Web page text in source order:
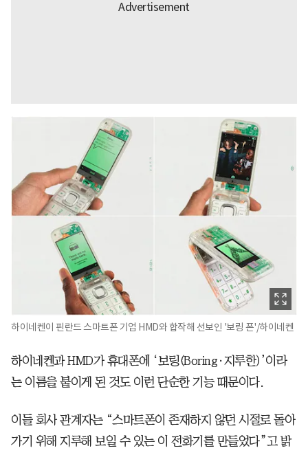
하이네켄이 핀란드 스마트폰 기업 HMD와 합작해 선보인 '보링 폰'/하이네켄
하이네켄과 HMD가 휴대폰에 ‘보링(Boring·지루한)’이라
는 이름을 붙이게 된 것도 이런 단순한 기능 때문이다.
이들 회사 관계자는 “스마트폰이 존재하지 않던 시절로 돌아
가기 위해 지루해 보일 수 있는 이 전화기를 만들었다”고 밝